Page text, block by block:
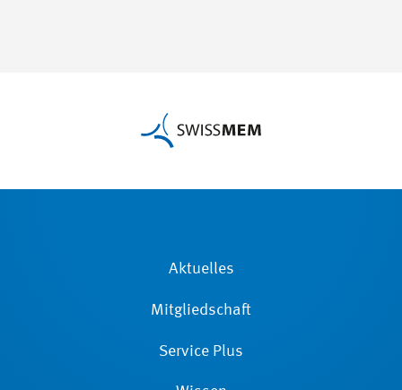
Aktuelles
Mitgliedschaft
Service Plus